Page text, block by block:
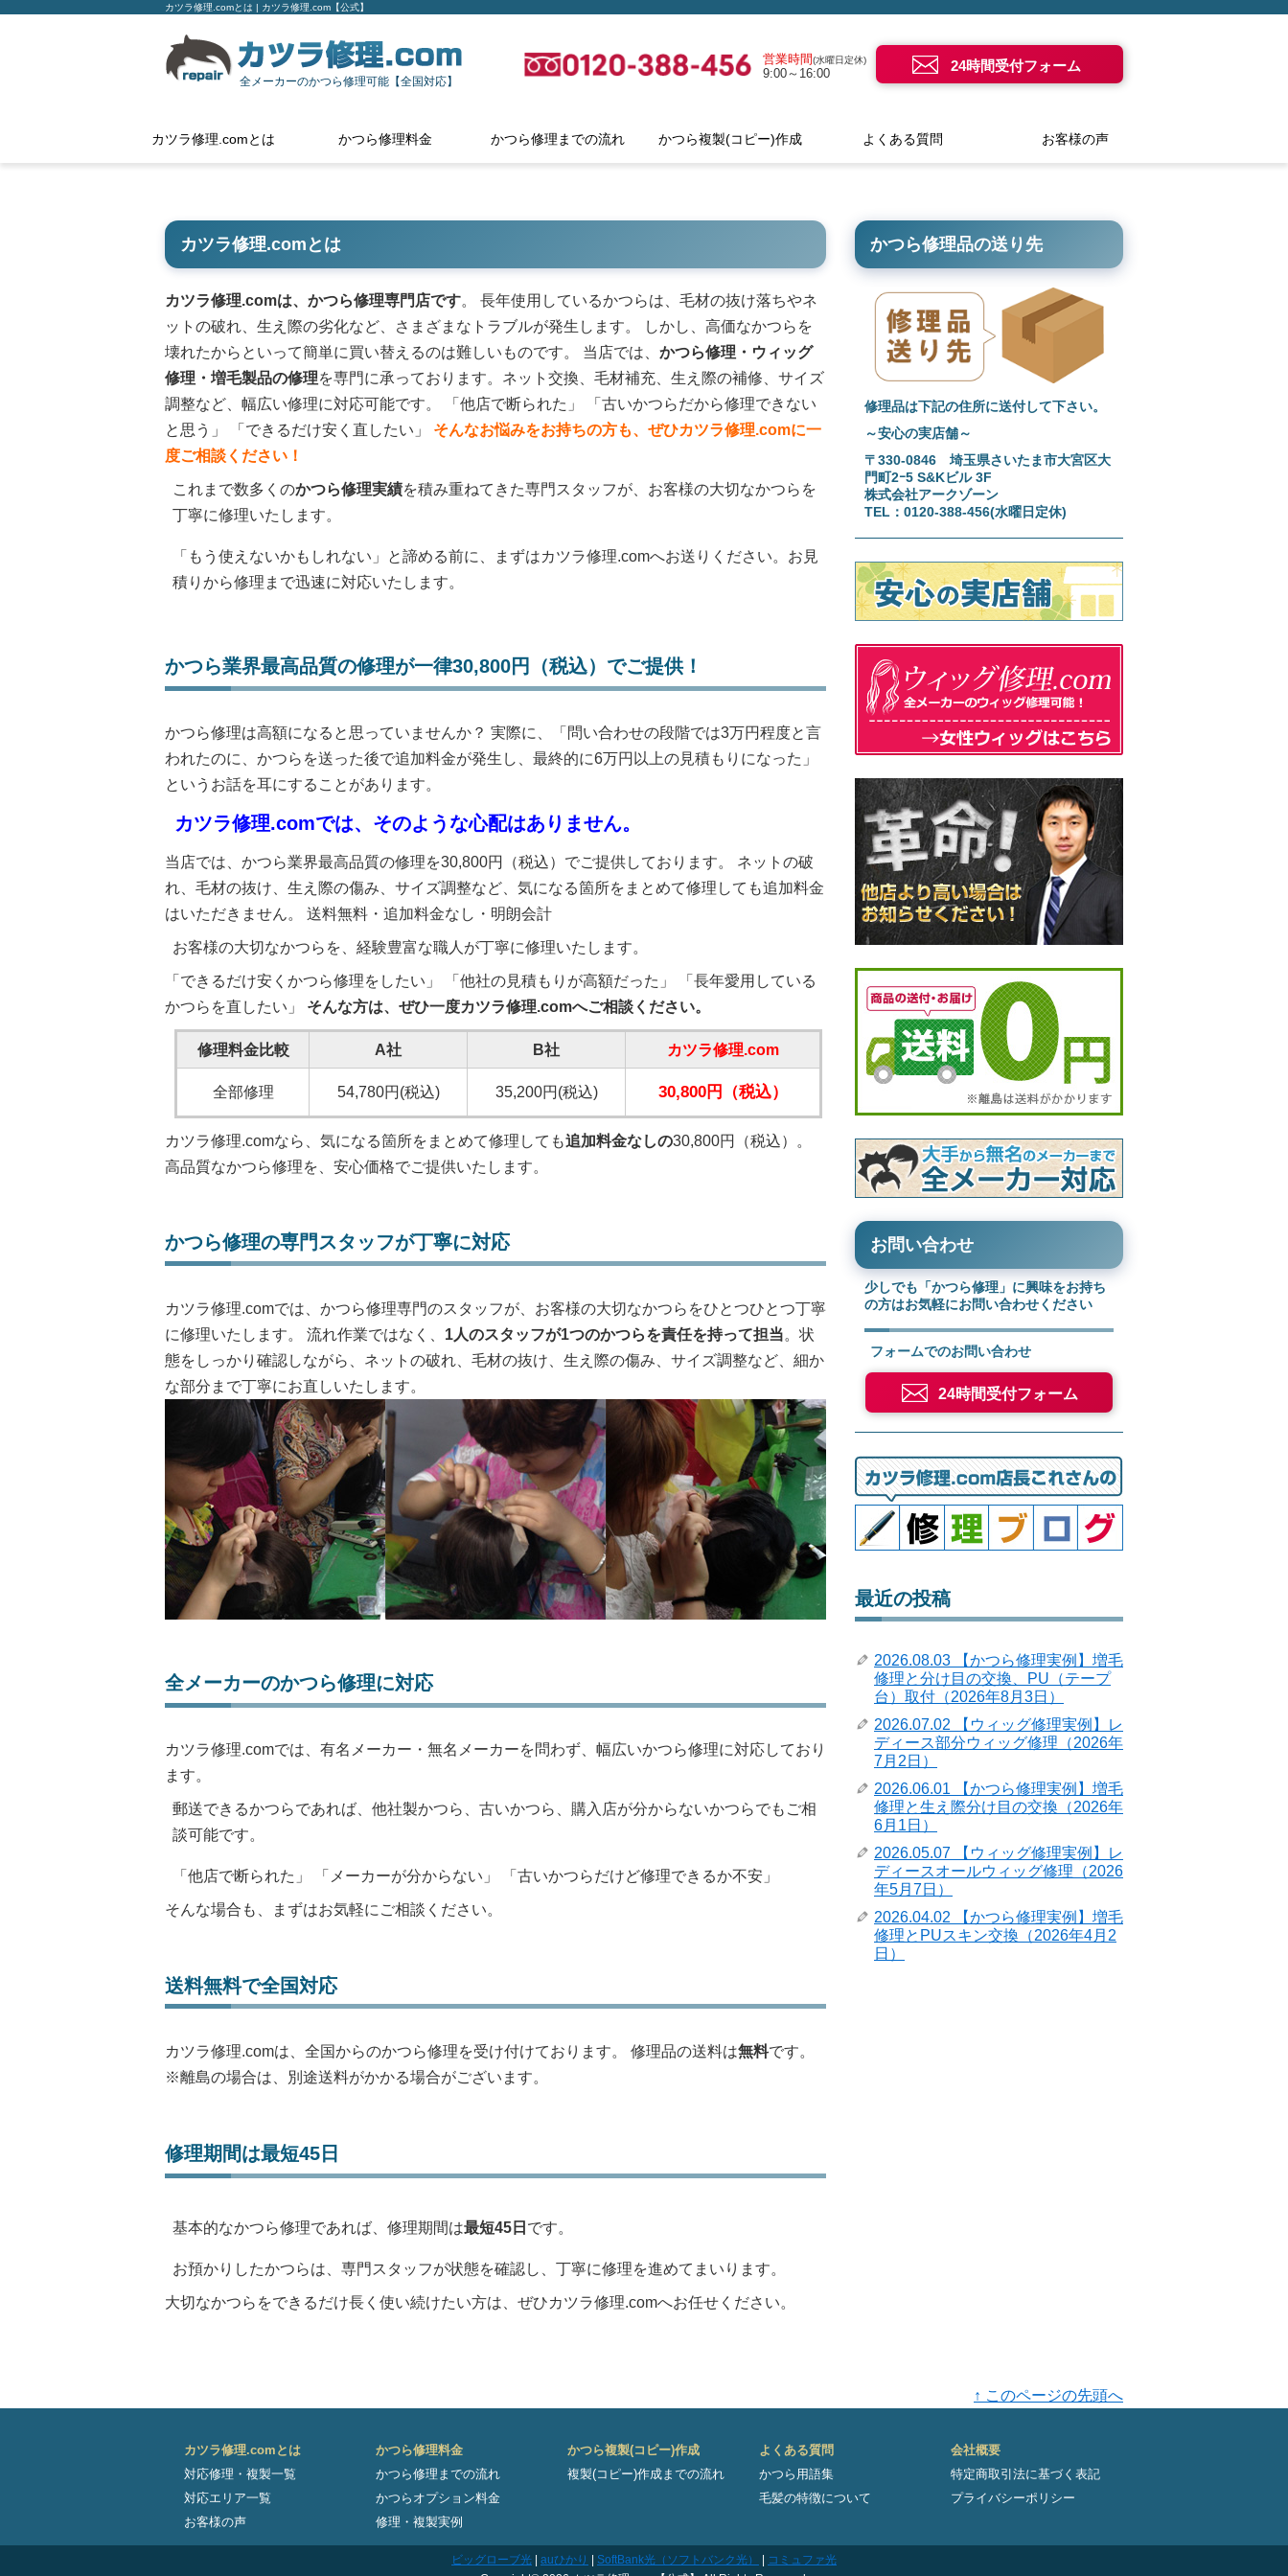
カツラ修理.comとは | カツラ修理.com【公式】
全メーカーのかつら修理可能【全国対応】
営業時間(水曜日定休)
9:00～16:00 24時間受付フォーム
カツラ修理.comとは かつら修理料金 かつら修理までの流れ かつら複製(コピー)作成 よくある質問 お客様の声
カツラ修理.comとは
カツラ修理.comは、かつら修理専門店です。 長年使用しているかつらは、毛材の抜け落ちやネ
ットの破れ、生え際の劣化など、さまざまなトラブルが発生します。 しかし、高価なかつらを
壊れたからといって簡単に買い替えるのは難しいものです。 当店では、 かつら修理・ウィッグ
修理・増毛製品の修理を専門に承っております。ネット交換、毛材補充、生え際の補修、サイズ
調整など、幅広い修理に対応可能です。 「他店で断られた」 「古いかつらだから修理できない
と思う」 「できるだけ安く直したい」 そんなお悩みをお持ちの方も、ぜひカツラ修理.comに一
度ご相談ください！
これまで数多くのかつら修理実績を積み重ねてきた専門スタッフが、お客様の大切なかつらを
丁寧に修理いたします。
「もう使えないかもしれない」と諦める前に、まずはカツラ修理.comへお送りください。お見
積りから修理まで迅速に対応いたします。
かつら業界最高品質の修理が一律30,800円（税込）でご提供！
かつら修理は高額になると思っていませんか？ 実際に、「問い合わせの段階では3万円程度と言
われたのに、かつらを送った後で追加料金が発生し、最終的に6万円以上の見積もりになった」
というお話を耳にすることがあります。
カツラ修理.comでは、そのような心配はありません。
当店では、かつら業界最高品質の修理を30,800円（税込）でご提供しております。 ネットの破
れ、毛材の抜け、生え際の傷み、サイズ調整など、気になる箇所をまとめて修理しても追加料金
はいただきません。 送料無料・追加料金なし・明朗会計
お客様の大切なかつらを、経験豊富な職人が丁寧に修理いたします。
「できるだけ安くかつら修理をしたい」 「他社の見積もりが高額だった」 「長年愛用している
かつらを直したい」 そんな方は、ぜひ一度カツラ修理.comへご相談ください。
修理料金比較 A社 B社 カツラ修理.com
全部修理 54,780円(税込) 35,200円(税込) 30,800円（税込）
カツラ修理.comなら、気になる箇所をまとめて修理しても追加料金なしの30,800円（税込）。
高品質なかつら修理を、安心価格でご提供いたします。
かつら修理の専門スタッフが丁寧に対応
カツラ修理.comでは、かつら修理専門のスタッフが、お客様の大切なかつらをひとつひとつ丁寧
に修理いたします。 流れ作業ではなく、 1人のスタッフが1つのかつらを責任を持って担当。状
態をしっかり確認しながら、ネットの破れ、毛材の抜け、生え際の傷み、サイズ調整など、細か
な部分まで丁寧にお直しいたします。
全メーカーのかつら修理に対応
カツラ修理.comでは、有名メーカー・無名メーカーを問わず、幅広いかつら修理に対応しており
ます。
郵送できるかつらであれば、他社製かつら、古いかつら、購入店が分からないかつらでもご相
談可能です。
「他店で断られた」 「メーカーが分からない」 「古いかつらだけど修理できるか不安」
そんな場合も、まずはお気軽にご相談ください。
送料無料で全国対応
カツラ修理.comは、全国からのかつら修理を受け付けております。 修理品の送料は無料です。
※離島の場合は、別途送料がかかる場合がございます。
修理期間は最短45日
基本的なかつら修理であれば、修理期間は最短45日 です。
お預かりしたかつらは、専門スタッフが状態を確認し、丁寧に修理を進めてまいります。
大切なかつらをできるだけ長く使い続けたい方は、ぜひカツラ修理.comへお任せください。
かつら修理品の送り先
修理品は下記の住所に送付して下さい。
～安心の実店舗～
〒330-0846 埼玉県さいたま市大宮区大
門町2ｰ5 S&Kビル 3F
株式会社アークゾーン
TEL：0120-388-456(水曜日定休)
お問い合わせ
少しでも「かつら修理」に興味をお持ち
の方はお気軽にお問い合わせください
フォームでのお問い合わせ
24時間受付フォーム
最近の投稿
2026.08.03 【かつら修理実例】増毛
修理と分け目の交換、PU（テープ
台）取付（2026年8月3日）
2026.07.02 【ウィッグ修理実例】レ
ディース部分ウィッグ修理（2026年
7月2日）
2026.06.01 【かつら修理実例】増毛
修理と生え際分け目の交換（2026年
6月1日）
2026.05.07 【ウィッグ修理実例】レ
ディースオールウィッグ修理（2026
年5月7日）
2026.04.02 【かつら修理実例】増毛
修理とPUスキン交換（2026年4月2
日）
↑ このページの先頭へ
カツラ修理.comとは
対応修理・複製一覧
対応エリア一覧
お客様の声
かつら修理料金
かつら修理までの流れ
かつらオプション料金
修理・複製実例
かつら複製(コピー)作成
複製(コピー)作成までの流れ
よくある質問
かつら用語集
毛髪の特徴について
会社概要
特定商取引法に基づく表記
プライバシーポリシー
ビッグローブ光 auひかり SoftBank光（ソフトバンク光）
コミュファ光